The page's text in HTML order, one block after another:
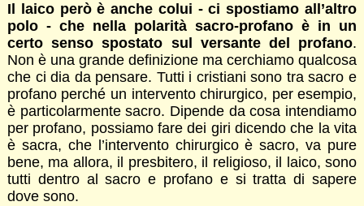
Il laico però è anche colui - ci spostiamo all’altro
polo - che nella polarità sacro-profano è in un
certo senso spostato sul versante del profano.
Non è una grande definizione ma cerchiamo qualcosa
che ci dia da pensare. Tutti i cristiani sono tra sacro e
profano perché un intervento chirurgico, per esempio,
è particolarmente sacro. Dipende da cosa intendiamo
per profano, possiamo fare dei giri dicendo che la vita
è sacra, che l’intervento chirurgico è sacro, va pure
bene, ma allora, il presbitero, il religioso, il laico, sono
tutti dentro al sacro e profano e si tratta di sapere
dove sono.